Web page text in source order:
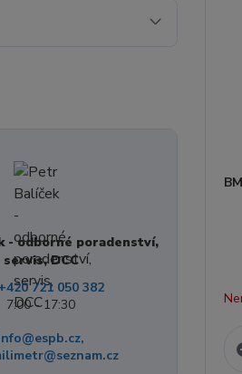
- odborné poradenství,
servis, DCC
+420 721 050 382
7:00 - 17:30